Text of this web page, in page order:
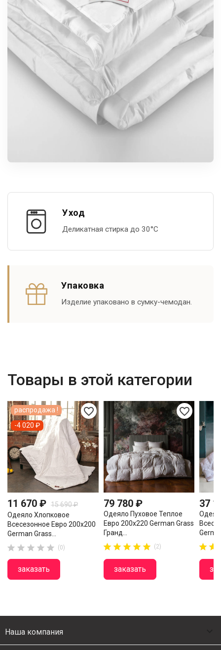
Уход
Деликатная стирка до 30°С
Упаковка
Изделие упаковано в сумку-чемодан.
Товары в этой категории
favorite_border
11 670 ₽ 15 690 ₽
Одеяло Хлопковое
Всесезонное Евро 200х200
German Grass...
     (0)
заказать
распродажа !
-4 020 ₽
favorite_border
79 780 ₽
Одеяло Пуховое Теплое
Евро 200х220 German Grass
Гранд...

 (2)
заказать
37


Наша компания